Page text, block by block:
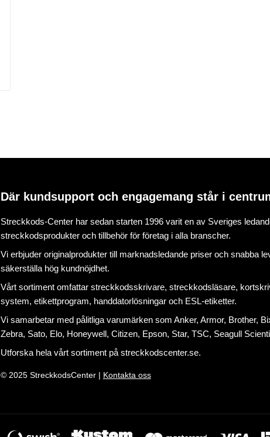
Där kundsupport och engagemang står i
Streckkods-Center har sedan starten 1996 varit en av Sveriges
streckkodsprodukter och tillbehör för företag i alla branscher.
Vi erbjuder originalprodukter till marknadsledande priser och snabba
säkerställa hög kundnöjdhet.
Vårt sortiment omfattar streckkodsskrivare, streckkodsläsare,
system, etikettprogram, handdatorlösningar och ESL-etiketter.
Vi samarbetar med pålitliga varumärken som Anker, Armor, Brother,
Zebra, Sato, Elo, Honeywell, Citizen, Epson, Star, TSC, Seagull
Utforska hela vårt sortiment på streckkodscenter.se.
© 2025 StreckkodsCenter | Kontakta oss